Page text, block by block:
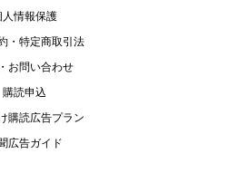
人情報保護
・特定商取引法
お問い合わせ
購読申込
購読広告プラン
広告ガイド